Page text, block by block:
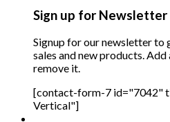
Sign up for Newsletter
Signup for our newsletter
sales and new products.
remove it.
[contact-form-7 id="7042"
Vertical"]